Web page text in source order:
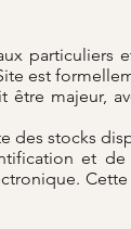
particuliers
est
majeur,
des stocks
et